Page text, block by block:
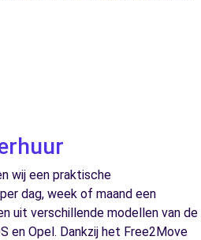
wij een praktische
dag, week of maand een
uit verschillende modellen van de
en Opel. Dankzij het Free2Move